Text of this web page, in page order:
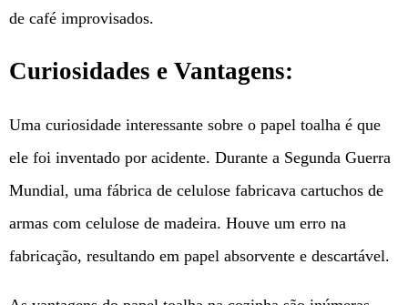
de café improvisados.
Curiosidades e Vantagens:
Uma curiosidade interessante sobre o papel toalha é que
ele foi inventado por acidente. Durante a Segunda Guerra
Mundial, uma fábrica de celulose fabricava cartuchos de
armas com celulose de madeira. Houve um erro na
fabricação, resultando em papel absorvente e descartável.